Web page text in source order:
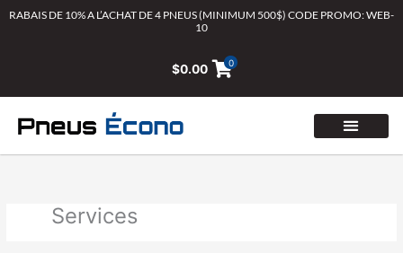
AllerRABAIS DE 10% A L’ACHAT DE 4 PNEUS (MINIMUM 500$) CODE PROMO: WEB-
10
$0.00 0
Services